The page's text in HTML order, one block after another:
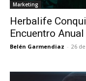
Marketing
Herbalife
Encuentro Anual
Belén Garmendiaz - 26